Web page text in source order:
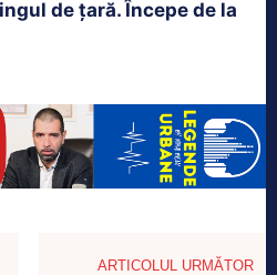
de țară. Începe de la
ARTICOLUL URMĂTOR